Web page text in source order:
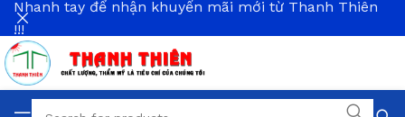
Nhanh tay để nhận khuyến mãi mới từ Thanh Thiên
!!!